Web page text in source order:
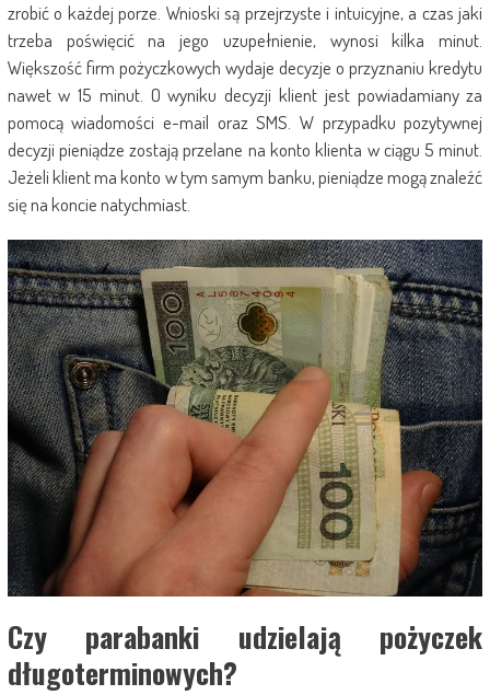
zrobić o każdej porze. Wnioski są przejrzyste i intuicyjne, a czas jaki
trzeba poświęcić na jego uzupełnienie, wynosi kilka minut.
Większość firm pożyczkowych wydaje decyzje o przyznaniu kredytu
nawet w 15 minut. O wyniku decyzji klient jest powiadamiany za
pomocą wiadomości e-mail oraz SMS. W przypadku pozytywnej
decyzji pieniądze zostają przelane na konto klienta w ciągu 5 minut.
Jeżeli klient ma konto w tym samym banku, pieniądze mogą znaleźć
się na koncie natychmiast.
Czy parabanki udzielają pożyczek
długoterminowych?